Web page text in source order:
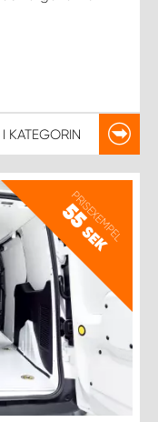
I KATEGORIN
PRISEXEMPEL
55
SEK